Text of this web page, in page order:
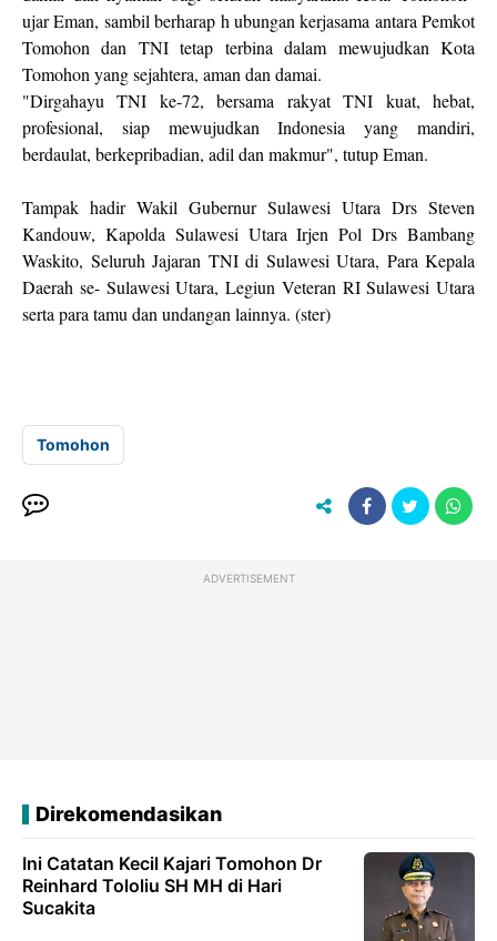
ujar Eman, sambil berharap h ubungan kerjasama antara Pemkot
Tomohon dan TNI tetap terbina dalam mewujudkan Kota
Tomohon yang sejahtera, aman dan damai.
"Dirgahayu TNI ke-72, bersama rakyat TNI kuat, hebat,
profesional, siap mewujudkan Indonesia yang mandiri,
berdaulat, berkepribadian, adil dan makmur", tutup Eman.
Tampak hadir Wakil Gubernur Sulawesi Utara Drs Steven
Kandouw, Kapolda Sulawesi Utara Irjen Pol Drs Bambang
Waskito, Seluruh Jajaran TNI di Sulawesi Utara, Para Kepala
Daerah se- Sulawesi Utara, Legiun Veteran RI Sulawesi Utara
serta para tamu dan undangan lainnya. (ster)
Tomohon
ADVERTISEMENT
Direkomendasikan
Ini Catatan Kecil Kajari Tomohon Dr
Reinhard Tololiu SH MH di Hari
Sucakita